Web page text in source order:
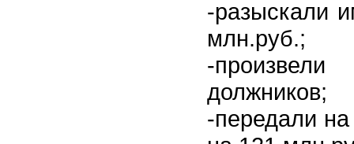
-разыскали
млн.руб.;
-
должников;
-передали